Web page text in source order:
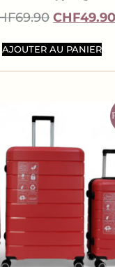
69.90 CHF49.90
AJOUTER AU PANIER